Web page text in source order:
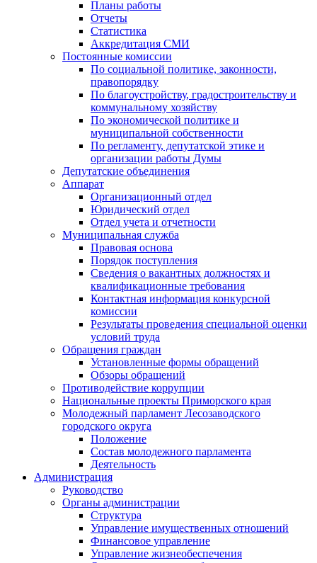
Планы работы
Отчеты
Статистика
Аккредитация СМИ
Постоянные комиссии
По социальной политике, законности,
правопорядку
По благоустройству, градостроительству и
коммунальному хозяйству
По экономической политике и
муниципальной собственности
По регламенту, депутатской этике и
организации работы Думы
Депутатские объединения
Аппарат
Организационный отдел
Юридический отдел
Отдел учета и отчетности
Муниципальная служба
Правовая основа
Порядок поступления
Сведения о вакантных должностях и
квалификационные требования
Контактная информация конкурсной
комиссии
Результаты проведения специальной оценки
условий труда
Обращения граждан
Установленные формы обращений
Обзоры обращений
Противодействие коррупции
Национальные проекты Приморского края
Молодежный парламент Лесозаводского
городского округа
Положение
Состав молодежного парламента
Деятельность
Администрация
Руководство
Органы администрации
Структура
Управление имущественных отношений
Финансовое управление
Управление жизнеобеспечения